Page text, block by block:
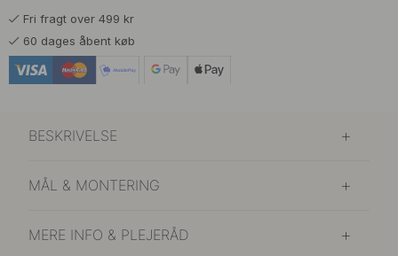
Fri fragt over 499 kr
60 dages åbent køb
BESKRIVELSE
MÅL & MONTERING
MERE INFO & PLEJERÅD